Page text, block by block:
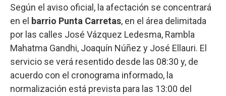
Según el aviso oficial, la afectación se concentrará
en el barrio Punta Carretas, en el área delimitada
por las calles José Vázquez Ledesma, Rambla
Mahatma Gandhi, Joaquín Núñez y José Ellauri. El
servicio se verá resentido desde las 08:30 y, de
acuerdo con el cronograma informado, la
normalización está prevista para las 13:00 del